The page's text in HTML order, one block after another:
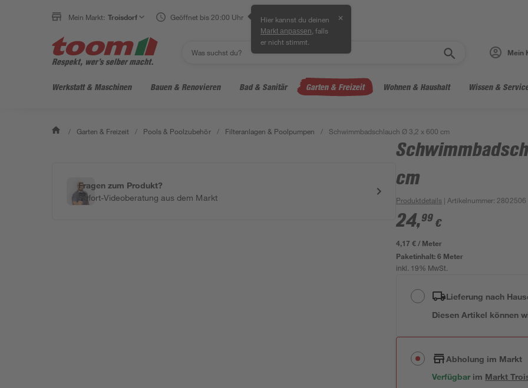
Mein Markt: Troisdorf Geöffnet bis 20:00 Uhr Hier kannst du deinen
Markt anpassen , falls
er nicht stimmt.
✕
Mein
Werkstatt & Maschinen Bauen & Renovieren Bad & Sanitär Garten & Freizeit Wohnen & Haushalt Wissen &
/ Garten & Freizeit / Pools & Poolzubehör / Filteranlagen & Poolpumpen / Schwimmbadschlauch Ø 3,2 x 600 cm
Fragen zum Produkt?
Sofort-Videoberatung aus dem Markt
cm
Produktdetails | Artikelnummer: 2802506
24,99 €
4,17 € / Meter
Paketinhalt:6 Meter
inkl. 19% MwSt.
Lieferung nach
Diesen Artikel können
Abholung im Markt
Verfügbar im Markt